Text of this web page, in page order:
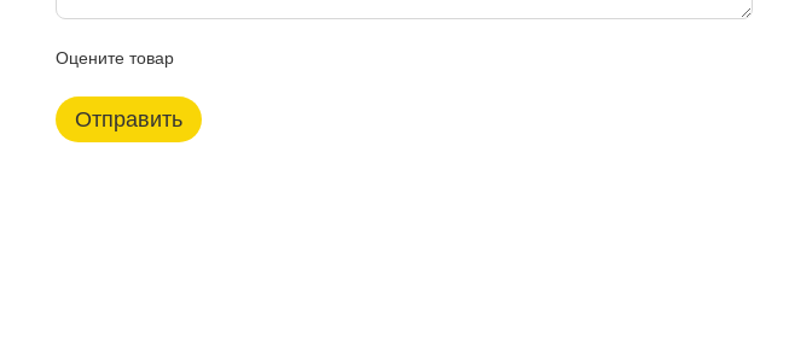
Оцените товар
Отправить